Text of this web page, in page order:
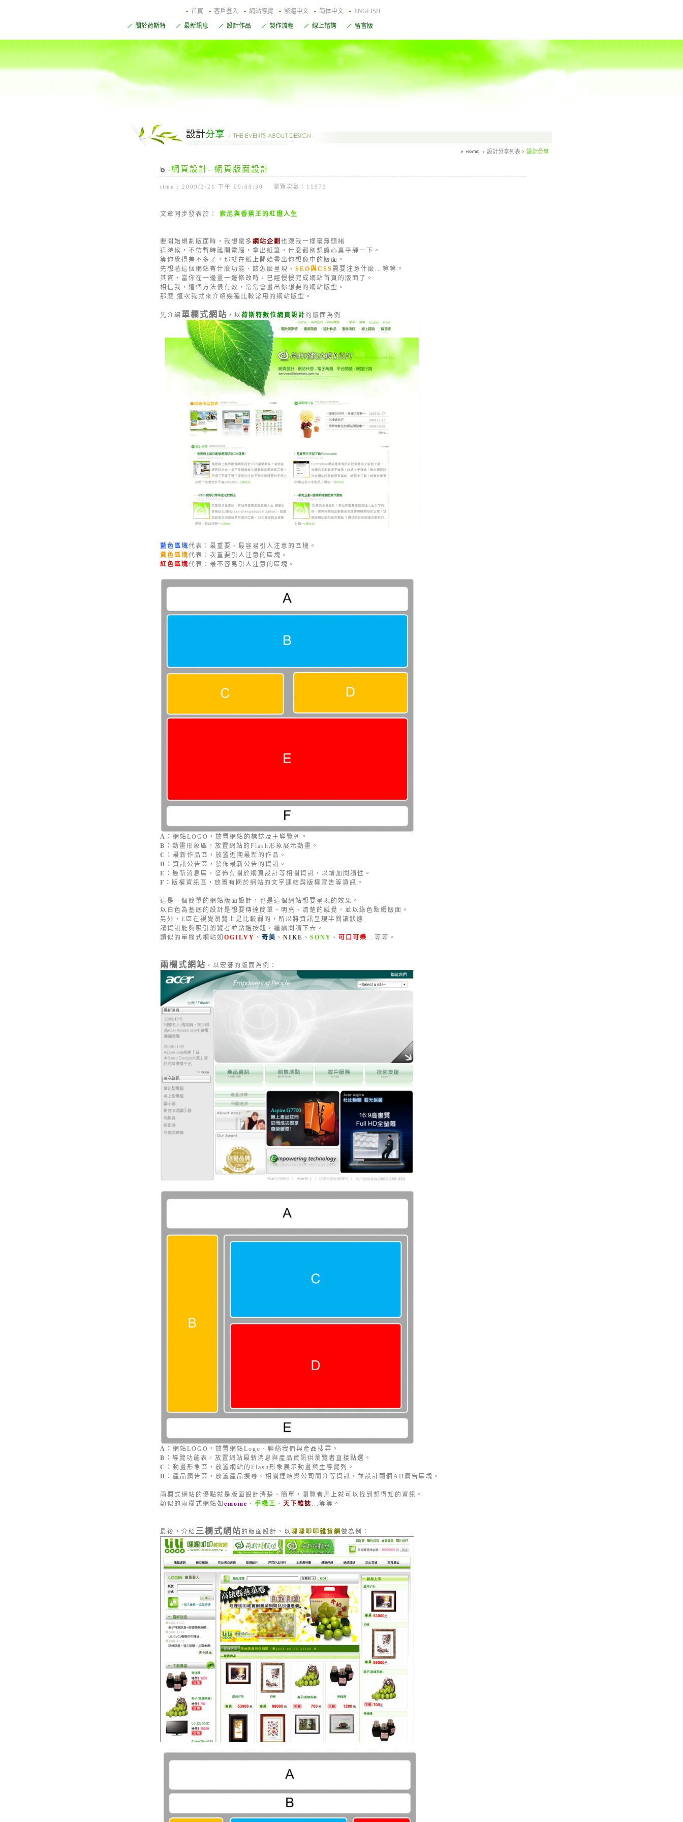
ENGLISH
简体中文
繁體中文
網站導覽
客戶登入
首頁
關於荷斯特 最新訊息 設計作品 製作流程 線上諮詢 留言版
設計分享列表 設計分享
-網頁設計- 網頁版面設計
time : 2009/2/21 下午 09:00:30 瀏覽次數：11973
文章同步發表於： 索尼與香蕉王的紅燈人生
要開始規劃版面時，我想蠻多 網站企劃 也跟我一樣毫無頭緒
這時候，不彷暫時離開電腦，拿出紙筆，什麼都別想讓心裏平靜一下。
等你覺得差不多了，那就在紙上開始畫出你想像中的版面。
先想著這個網站有什麼功能、該怎麼呈現、 SEO與CSS需要注意什麼...等等。
其實，當你在一邊畫一邊修改時，已經慢慢完成網站首頁的版面了。
相信我，這個方法很有效，常常會畫出你想要的網站版型。
那麼 這次我就來介紹幾種比較常用的網站版型。
先介紹 單欄式網站 ，以荷斯特數位網頁設計 的版面為例
藍色區塊代表：最重要、最容易引人注意的區塊。
黃色區塊代表：次重要引人注意的區塊。
紅色區塊代表：最不容易引人注意的區塊。
A： 網站LOGO，放置網站的標誌及主導覽列。
B： 動畫形象區，放置網站的Flash形象展示動畫。
C： 最新作品區，放置近期最新的作品。
D： 資訊公告區，發佈最新公告的資訊。
E： 最新消息區，發佈有關於網頁設計等相關資訊，以增加閱讀性。
F： 版權資訊區，放置有關於網站的文字連結與版權宣告等資訊。
這是一個簡單的網站版面設計，也是這個網站想要呈現的效果。
以白色為基底的設計是想要傳達簡單、明亮、清楚的感覺，並以綠色點綴版面。
另外，E區在視覺瀏覽上是比較弱的，所以將資訊呈現半閱讀狀態
讓資訊能夠吸引瀏覽者並點選按鈕，繼續閱讀下去。
類似的單欄式網站如 OGILVY 、 奇美 、 NIKE 、 SONY 、 可口可樂 ...等等。
兩欄式網站 ，以宏碁的版面為例：
A： 網站LOGO，放置網站Logo、聯絡我們與產品搜尋。
B： 導覽功能表，放置網站最新消息與產品資訊供瀏覽者直接點選。
C： 動畫形象區，放置網站的Flash形象展示動畫與主導覽列。
D： 產品廣告區，放置產品搜尋、相關連結與公司簡介等資訊，並設計兩個AD廣告區塊。
兩欄式網站的優點就是版面設計清楚、簡單，瀏覽者馬上就可以找到想得知的資訊。
類似的兩欄式網站如 emome 、 手機王 、 天下雜誌 ...等等。
最後，介紹 三欄式網站 的版面設計，以哩哩叩叩雜貨網 做為例：